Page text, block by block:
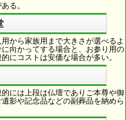
る。
から家族用まで大きさが選べるよ
向かってする場合と、お参り用の
にコストは安価な場合が多い。
には上段は仏壇でありご本尊や御
影や記念品などの副葬品を納めら